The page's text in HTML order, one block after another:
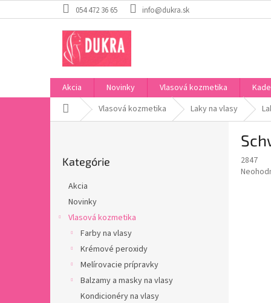
na
054 472 36 65 info@dukra.sk
Akcia Novinky Vlasová kozmetika
DomovVlasová kozmetika Laky na vlasy
kategórie
Kategórie
Akcia
Novinky
Vlasová kozmetika
Farby na vlasy
Krémové peroxidy
Melírovacie prípravky
Balzamy a masky na vlasy
Kondicionéry na vlasy
2847